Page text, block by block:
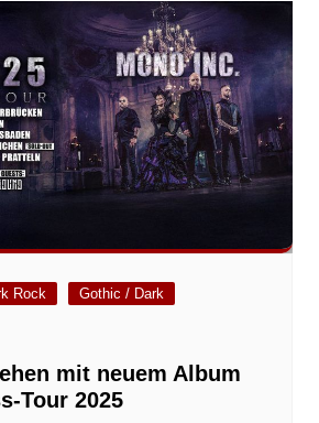
Rock Gothic / Dark
mit neuem Album
Tour 2025